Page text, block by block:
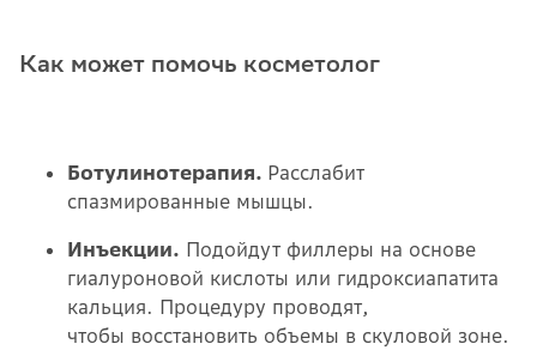
Как может помочь косметолог
Ботулинотерапия. Расслабит
спазмированные мышцы.
Инъекции. Подойдут филлеры на основе
гиалуроновой кислоты или гидроксиапатита
кальция. Процедуру проводят,
чтобы восстановить объемы в скуловой зоне.